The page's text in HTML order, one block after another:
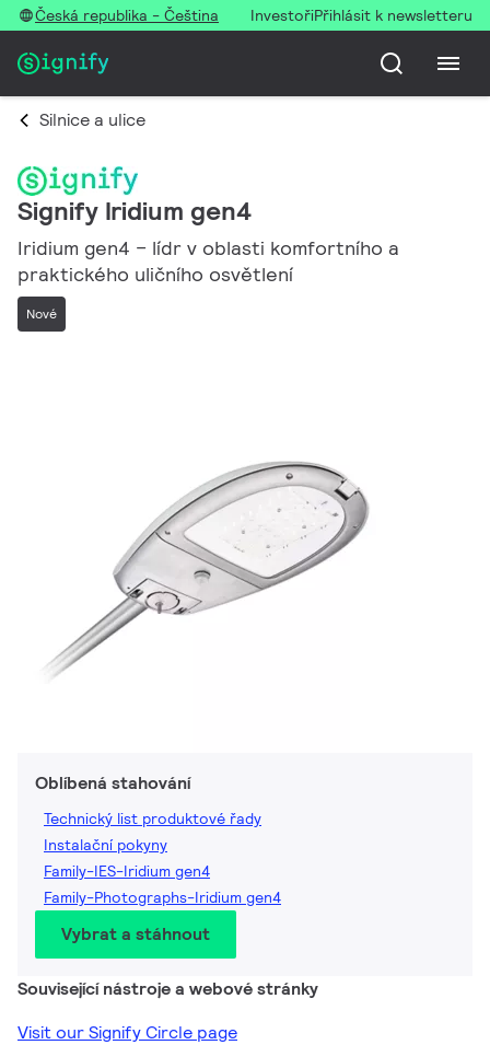
Česká republika - Čeština InvestořiPřihlásit k newsletteru
Silnice a ulice
Signify Iridium gen4
Iridium gen4 – lídr v oblasti komfortního a
praktického uličního osvětlení
Nové
Oblíbená stahování
Technický list produktové řady
Instalační pokyny
Family-IES-Iridium gen4
Family-Photographs-Iridium gen4
Vybrat a stáhnout
Související nástroje a webové stránky
Visit our Signify Circle page